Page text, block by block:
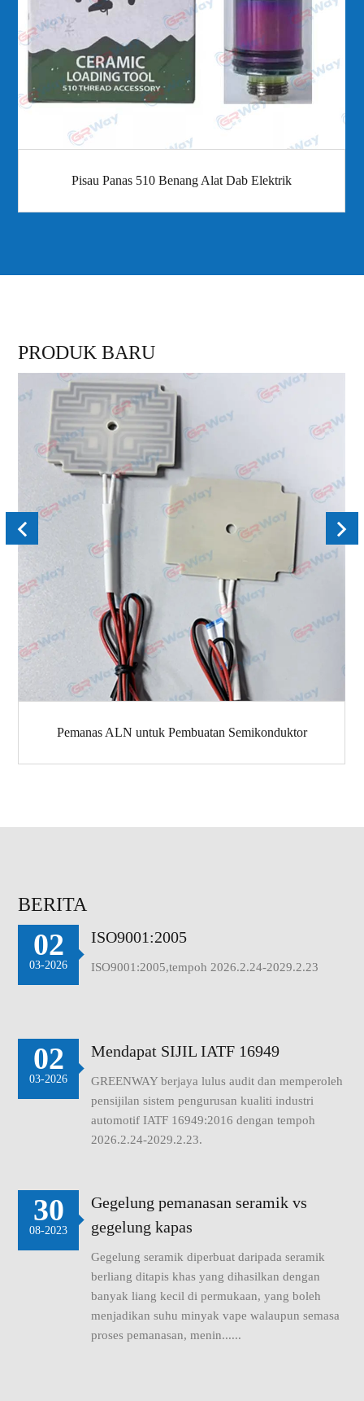
Pisau Panas 510 Benang Alat Dab Elektrik
PRODUK BARU
Pemanas ALN untuk Pembuatan Semikonduktor
BERITA
ISO9001:2005
ISO9001:2005,tempoh 2026.2.24-2029.2.23
02
03-2026
Mendapat SIJIL IATF 16949
GREENWAY berjaya lulus audit dan memperoleh
pensijilan sistem pengurusan kualiti industri
automotif IATF 16949:2016 dengan tempoh
2026.2.24-2029.2.23.
02
03-2026
Gegelung pemanasan seramik vs
gegelung kapas
Gegelung seramik diperbuat daripada seramik
berliang ditapis khas yang dihasilkan dengan
banyak liang kecil di permukaan, yang boleh
menjadikan suhu minyak vape walaupun semasa
proses pemanasan, menin......
30
08-2023